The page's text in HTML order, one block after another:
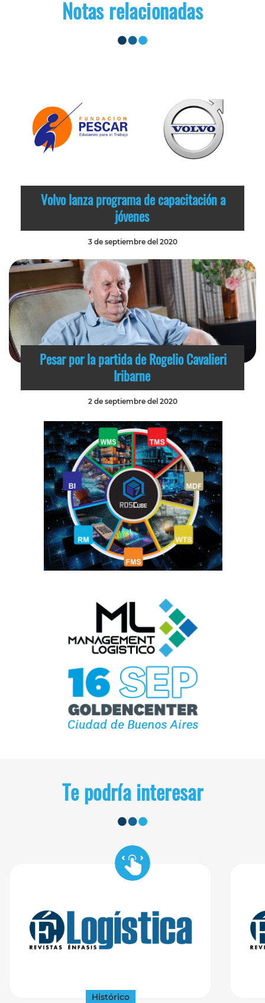
Notas relacionadas
Volvo lanza programa de capacitación a
jóvenes
3 de septiembre del 2020
Pesar por la partida de Rogelio Cavalieri
Iribarne
2 de septiembre del 2020
Te podría interesar
Histórico